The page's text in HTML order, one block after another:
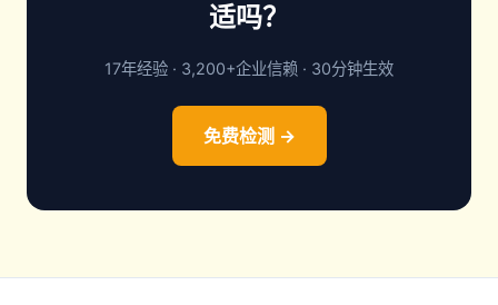
适吗？
17年经验 · 3,200+企业信赖 · 30分钟生效
免费检测 →